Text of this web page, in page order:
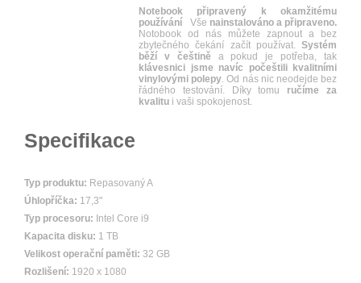
Notebook připravený k okamžitému
používání Vše nainstalováno a připraveno.
Notobook od nás můžete zapnout a bez
zbytečného čekání začít používat. Systém
běží v češtině a pokud je potřeba, tak
klávesnici jsme navíc počeštili kvalitními
vinylovými polepy. Od nás nic neodejde bez
řádného testování. Díky tomu ručíme za
kvalitu i vaši spokojenost.
Specifikace
Typ produktu: Repasovaný A
Úhlopříčka: 17,3"
Typ procesoru: Intel Core i9
Kapacita disku: 1 TB
Velikost operační paměti: 32 GB
Rozlišení: 1920 x 1080